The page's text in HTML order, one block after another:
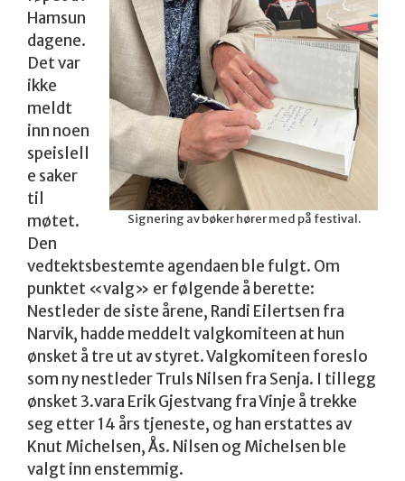
Signering av bøker hører med på festival.
Hamsun
dagene.
Det var
ikke
meldt
inn noen
speislell
e saker
til
møtet.
Den
vedtektsbestemte agendaen ble fulgt. Om
punktet «valg» er følgende å berette:
Nestleder de siste årene, Randi Eilertsen fra
Narvik, hadde meddelt valgkomiteen at hun
ønsket å tre ut av styret. Valgkomiteen foreslo
som ny nestleder Truls Nilsen fra Senja. I tillegg
ønsket 3.vara Erik Gjestvang fra Vinje å trekke
seg etter 14 års tjeneste, og han erstattes av
Knut Michelsen, Ås. Nilsen og Michelsen ble
valgt inn enstemmig.